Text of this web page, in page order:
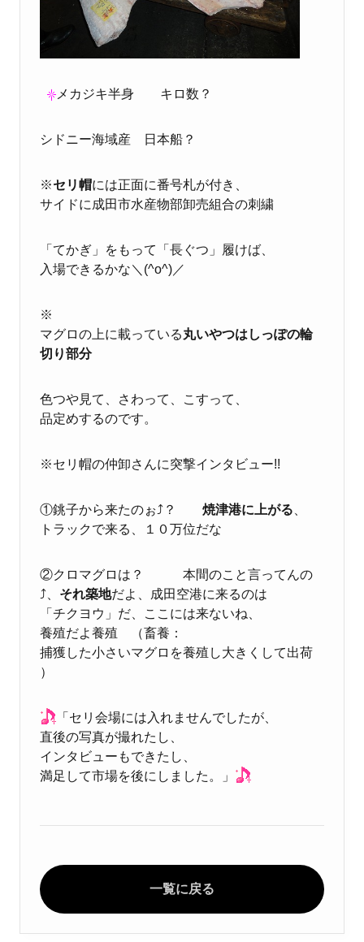
メカジキ半身 キロ数？
シドニー海域産 日本船？
※セリ帽には正面に番号札が付き、
サイドに成田市水産物部卸売組合の刺繍
「てかぎ」をもって「長ぐつ」履けば、
入場できるかな＼(^o^)／
※
マグロの上に載っている丸いやつはしっぽの輪
切り部分
色つや見て、さわって、こすって、
品定めするのです。
※セリ帽の仲卸さんに突撃インタビュー!!
①銚子から来たのぉ⤴？ 焼津港に上がる
トラックで来る、１０万位だな
②クロマグロは？ 本間のこと言ってんの
⤴、 それ築地だよ、成田空港に来るのは
「チクヨウ」だ、ここには来ないね、
養殖だよ養殖 （畜養：
捕獲した小さいマグロを養殖し大きくして出荷
）
「セリ会場には入れませんでしたが、
直後の写真が撮れたし、
インタビューもできたし、
満足して市場を後にしました。」
一覧に戻る